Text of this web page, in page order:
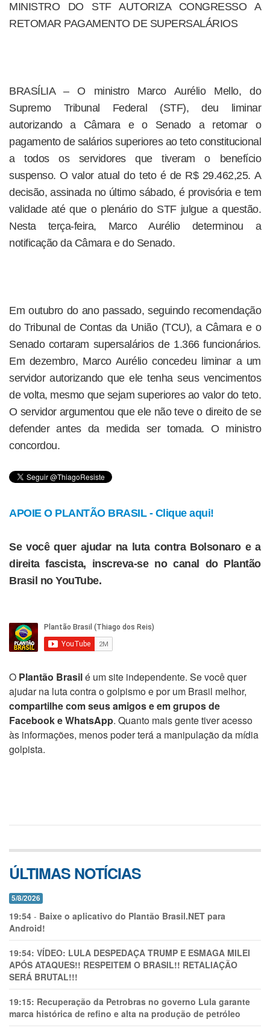
MINISTRO DO STF AUTORIZA CONGRESSO A
RETOMAR PAGAMENTO DE SUPERSALÁRIOS
BRASÍLIA – O ministro Marco Aurélio Mello, do
Supremo Tribunal Federal (STF), deu liminar
autorizando a Câmara e o Senado a retomar o
pagamento de salários superiores ao teto constitucional
a todos os servidores que tiveram o benefício
suspenso. O valor atual do teto é de R$ 29.462,25. A
decisão, assinada no último sábado, é provisória e tem
validade até que o plenário do STF julgue a questão.
Nesta terça-feira, Marco Aurélio determinou a
notificação da Câmara e do Senado.
Em outubro do ano passado, seguindo recomendação
do Tribunal de Contas da União (TCU), a Câmara e o
Senado cortaram supersalários de 1.366 funcionários.
Em dezembro, Marco Aurélio concedeu liminar a um
servidor autorizando que ele tenha seus vencimentos
de volta, mesmo que sejam superiores ao valor do teto.
O servidor argumentou que ele não teve o direito de se
defender antes da medida ser tomada. O ministro
concordou.
APOIE O PLANTÃO BRASIL - Clique aqui!
Se você quer ajudar na luta contra Bolsonaro e a
direita fascista, inscreva-se no canal do Plantão
Brasil no YouTube.
O Plantão Brasilé um site independente. Se você quer
ajudar na luta contra o golpismo e por um Brasil melhor,
compartilhe com seus amigos e em grupos de
Facebook e WhatsApp. Quanto mais gente tiver acesso
às informações, menos poder terá a manipulação da mídia
golpista.
ÚLTIMAS NOTÍCIAS
5/8/2026
19:54 - Baixe o aplicativo do Plantão Brasil.NET para
Android!
19:54: VÍDEO: LULA DESPEDAÇA TRUMP E ESMAGA MILEI
APÓS ATAQUES!! RESPEITEM O BRASIL!! RETALIAÇÃO
SERÁ BRUTAL!!!
19:15: Recuperação da Petrobras no governo Lula garante
marca histórica de refino e alta na produção de petróleo